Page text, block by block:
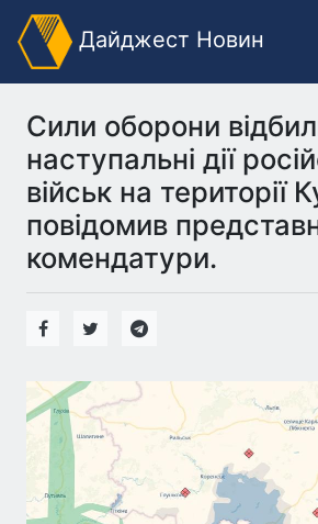
Дайджест Новин
Сили оборони
наступальні дії
військ на території
повідомив
комендатури.